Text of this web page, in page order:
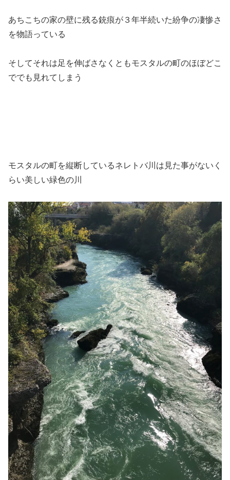
あちこちの家の壁に残る銃痕が３年半続いた紛争の凄惨さ
を物語っている
そしてそれは足を伸ばさなくともモスタルの町のほぼどこ
ででも見れてしまう
モスタルの町を縦断しているネレトバ川は見た事がないく
らい美しい緑色の川